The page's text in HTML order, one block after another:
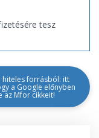
tesz
hiteles forrásból: itt
a Google előnyben
az Mfor cikkeit!